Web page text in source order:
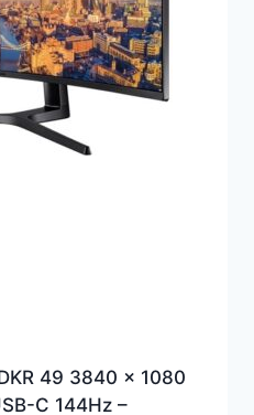
49 3840 x 1080
C 144Hz –